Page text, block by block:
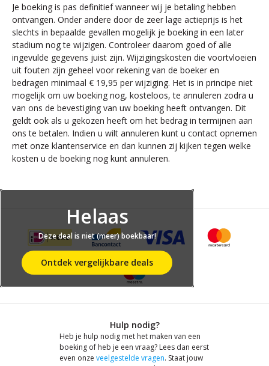
Je boeking is pas definitief wanneer wij je betaling hebben
ontvangen. Onder andere door de zeer lage actieprijs is het
slechts in bepaalde gevallen mogelijk je boeking in een later
stadium nog te wijzigen. Controleer daarom goed of alle
ingevulde gegevens juist zijn. Wijzigingskosten die voortvloeien
uit fouten zijn geheel voor rekening van de boeker en
bedragen minimaal € 19,95 per wijziging. Het is in principe niet
mogelijk om uw boeking nog, kosteloos, te annuleren zodra u
van ons de bevestiging van uw boeking heeft ontvangen. Dit
geldt ook als u gekozen heeft om het bedrag in termijnen aan
ons te betalen. Indien u wilt annuleren kunt u contact opnemen
met onze klantenservice en dan kunnen zij kijken tegen welke
kosten u de boeking nog kunt annuleren.
Helaas
Deze deal is niet (meer) boekbaar!
Ontdek vergelijkbare deals
Hulp nodig?
Heb je hulp nodig met het maken van een
boeking of heb je een vraag? Lees dan eerst
even onze veelgestelde vragen. Staat jouw